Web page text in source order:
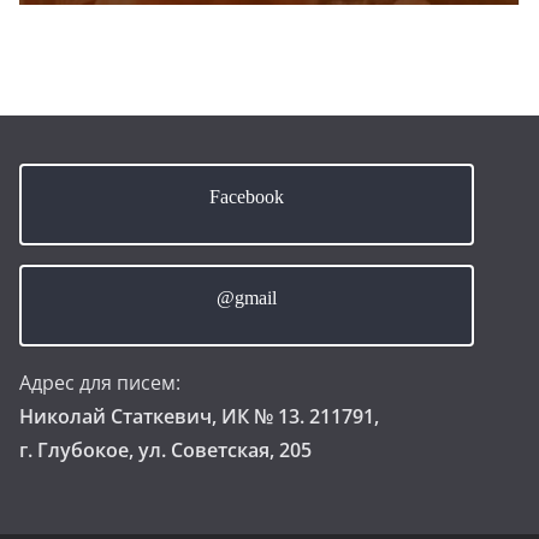
Facebook
@gmail
Адрес для писем:
Николай Статкевич, ИК № 13. 211791,
г. Глубокое, ул. Советская, 205